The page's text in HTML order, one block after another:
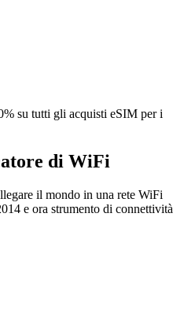
su tutti gli acquisti eSIM per i
di WiFi
il mondo in una rete WiFi
e ora strumento di connettività